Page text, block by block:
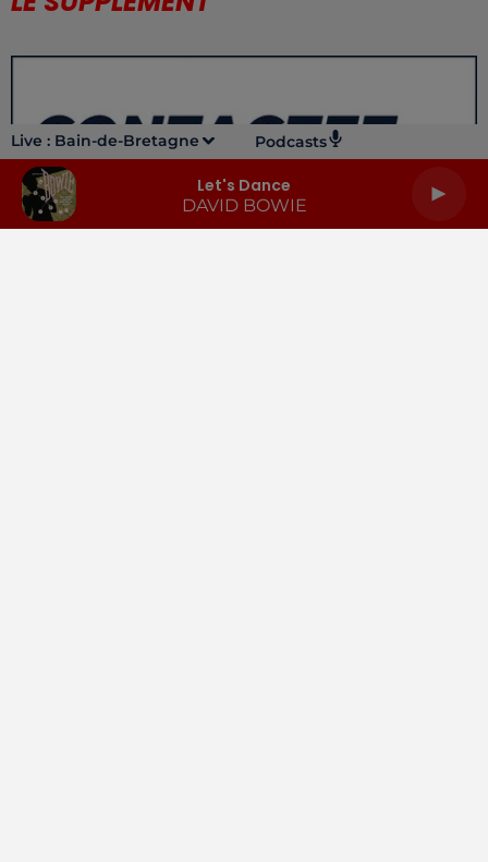
Live : Bain-de-Bretagne Podcasts
Let's Dance
DAVID BOWIE